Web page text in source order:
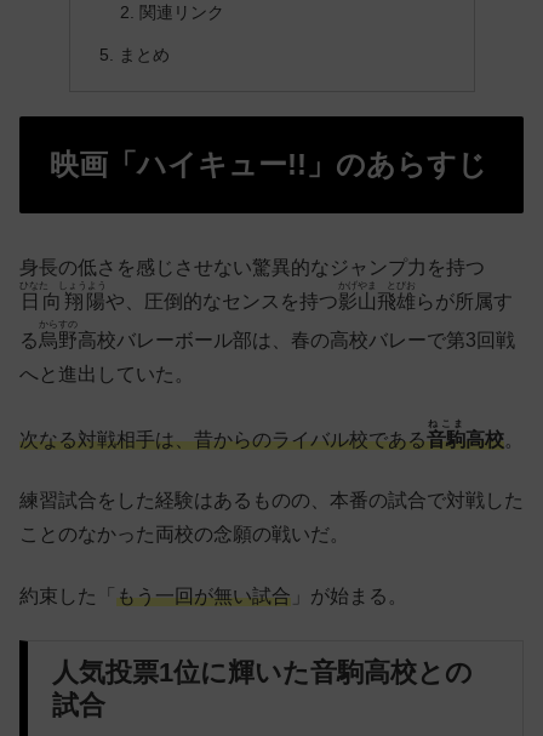
関連リンク
まとめ
映画「ハイキュー!!」のあらすじ
身長の低さを感じさせない驚異的なジャンプ力を持つ
日向翔陽
ひなた しょうよう
や、圧倒的なセンスを持つ影山飛雄
かげやま とびお
らが所属す
る烏野
からすの
高校バレーボール部は、春の高校バレーで第3回戦
へと進出していた。
次なる対戦相手は、昔からのライバル校である音駒
ねこま
高校。
練習試合をした経験はあるものの、本番の試合で対戦した
ことのなかった両校の念願の戦いだ。
約束した「 もう一回が無い試合 」が始まる。
人気投票1位に輝いた音駒高校との
試合